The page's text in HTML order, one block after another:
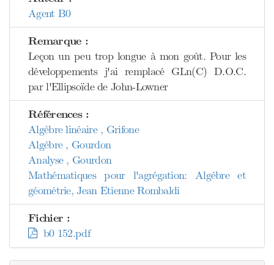
Agent B0
Remarque :
Leçon un peu trop longue à mon goût. Pour les
développements j'ai remplacé GLn(C) D.O.C.
par l'Ellipsoïde de John-Lowner
Références :
Algèbre linéaire , Grifone
Algèbre , Gourdon
Analyse , Gourdon
Mathématiques pour l'agrégation: Algèbre et
géométrie, Jean Etienne Rombaldi
Fichier :
b0 152.pdf